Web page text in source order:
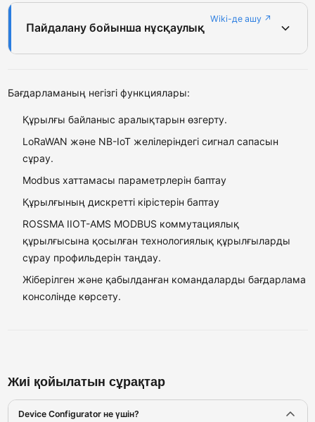
Пайдалану бойынша нұсқаулық
Wiki-де ашу ↗
Бағдарламаның негізгі функциялары:
Құрылғы байланыс аралықтарын өзгерту.
LoRaWAN және NB-IoT желілеріндегі сигнал сапасын
сұрау.
Modbus хаттамасы параметрлерін баптау
Құрылғының дискретті кірістерін баптау
ROSSMA IIOT-AMS MODBUS коммутациялық
құрылғысына қосылған технологиялық құрылғыларды
сұрау профильдерін таңдау.
Жіберілген және қабылданған командаларды бағдарлама
консолінде көрсету.
Жиі қойылатын сұрақтар
Device Configurator не үшін?